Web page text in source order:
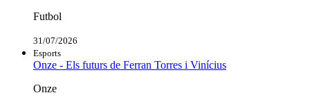
Futbol
31/07/2026
Esports
Onze - Els futurs de Ferran Torres i Vinícius
Onze